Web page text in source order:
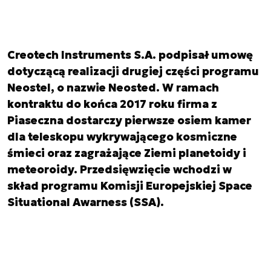
Creotech Instruments S.A. podpisał umowę
dotyczącą realizacji drugiej części programu
Neostel, o nazwie Neosted. W ramach
kontraktu do końca 2017 roku firma z
Piaseczna dostarczy pierwsze osiem kamer
dla teleskopu wykrywającego kosmiczne
śmieci oraz zagrażające Ziemi planetoidy i
meteoroidy. Przedsięwzięcie wchodzi w
skład programu Komisji Europejskiej Space
Situational Awarness (SSA).